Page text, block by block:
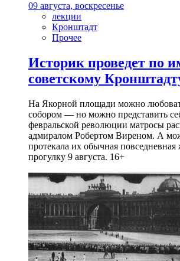
09 августа, воскресенье
лекции
Кронштадт
Прочее
Историк проведет по
советскому
На Якорной площади можно
собором — но можно представить
февральской революции матросы
адмиралом Робертом Виреном. А
протекала их обычная
прогулку 9 августа. 16+